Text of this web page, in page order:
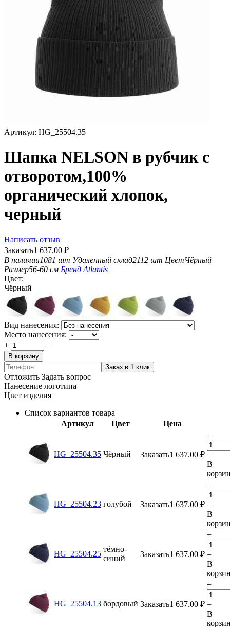
Артикул: HG_25504.35
Шапка NELSON в рубчик с
отворотом,100%
органический хлопок,
черный
Написать отзыв
Заказать1 637.00 ₽
В наличии1081 шт Удаленный склад2112 шт ЦветЧёрный
Размер56-60 см Бренд Atlantis
Цвет:
Чёрный
Вид нанесения:
Место нанесения:
+
−
В корзину
Заказ в 1 клик
Отложить Задать вопрос
Нанесение логотипа
Цвет изделия
Список вариантов товара
Артикул
Цвет Цена
HG_25504.35 Чёрный Заказать1 637.00 ₽
+
−
В
HG_25504.23 голубой Заказать1 637.00 ₽
+
−
В
HG_25504.25
тёмно-
синий
Заказать1 637.00 ₽
+
−
В
HG_25504.13 бордовый Заказать1 637.00 ₽
+
−
В